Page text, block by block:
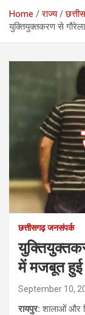
Home राज्य
युक्तियुक्तकरण से
छत्तीसगढ़ जनसंपर्क
में मजबूत हुई
September 10,
रायपुर: शालाओं और